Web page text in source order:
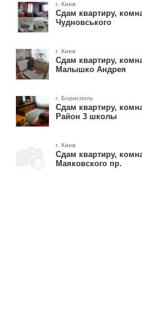
г. Киев
Сдам квартиру,
Чудновського
г. Киев
Сдам квартиру,
Малышко Андрея
г. Борисполь
Сдам квартиру,
Район 3 школы
г. Киев
Сдам квартиру,
Маяковского пр.